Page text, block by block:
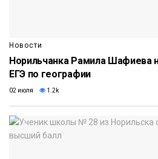
Новости
Норильчанка Рамила Шафиева
ЕГЭ по географии
02 июля 1.2k